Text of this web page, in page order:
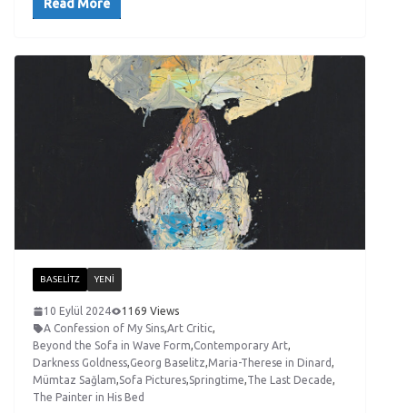
Read More
BASELITZ YENI
10 Eylül 2024
1169 Views
A Confession of My Sins,Art Critic,
Beyond the Sofa in Wave Form,Contemporary Art,
Darkness Goldness,Georg Baselitz,Maria-Therese in Dinard,
Mümtaz Sağlam,Sofa Pictures,Springtime,The Last Decade,
The Painter in His Bed